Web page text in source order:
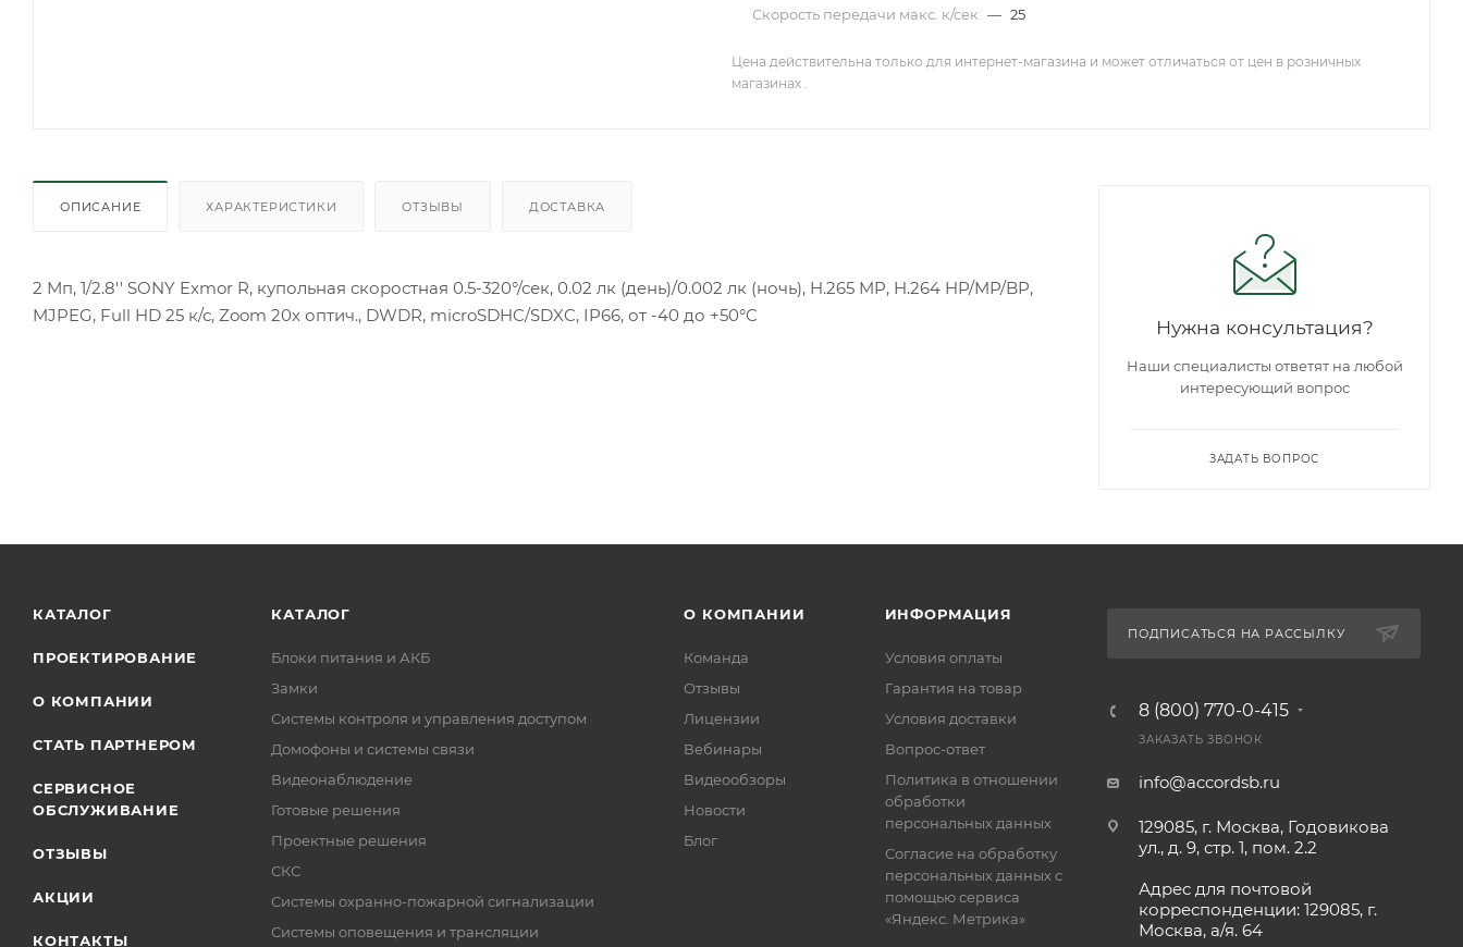
Скорость передачи макс. к/сек — 25
Цена действительна только для интернет-магазина и может отличаться от цен в розничных
магазинах .
ОПИСАНИЕ ХАРАКТЕРИСТИКИ ОТЗЫВЫ ДОСТАВКА
2 Мп, 1/2.8'' SONY Exmor R, купольная скоростная 0.5-320°/сек, 0.02 лк (день)/0.002 лк (ночь), H.265 MP, H.264 HP/MP/BP,
MJPEG, Full HD 25 к/с, Zoom 20х оптич., DWDR, microSDHC/SDXC, IP66, от -40 до +50°C
Нужна консультация?
Наши специалисты ответят на любой
интересующий вопрос
ЗАДАТЬ ВОПРОС
КАТАЛОГ
ПРОЕКТИРОВАНИЕ
О КОМПАНИИ
СТАТЬ ПАРТНЕРОМ
СЕРВИСНОЕ
ОБСЛУЖИВАНИЕ
ОТЗЫВЫ
АКЦИИ
КОНТАКТЫ
КАТАЛОГ
Блоки питания и АКБ
Замки
Системы контроля и управления доступом
Домофоны и системы связи
Видеонаблюдение
Готовые решения
Проектные решения
СКС
Системы охранно-пожарной сигнализации
Системы оповещения и трансляции
О КОМПАНИИ
Команда
Отзывы
Лицензии
Вебинары
Видеообзоры
Новости
Блог
ИНФОРМАЦИЯ
Условия оплаты
Гарантия на товар
Условия доставки
Вопрос-ответ
Политика в отношении
обработки
персональных данных
Согласие на обработку
персональных данных с
помощью сервиса
«Яндекс. Метрика»
ПОДПИСАТЬСЯ НА РАССЫЛКУ
8 (800) 770-0-415
ЗАКАЗАТЬ ЗВОНОК
info@accordsb.ru
129085, г. Москва, Годовикова
ул., д. 9, стр. 1, пом. 2.2
Адрес для почтовой
корреспонденции: 129085, г.
Москва, а/я. 64